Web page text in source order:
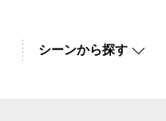
シーンから探す